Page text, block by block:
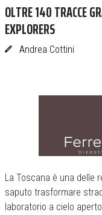
OLTRE 140 TRACCE
EXPLORERS
Andrea Cottini
La Toscana è una delle
saputo trasformare
laboratorio a cielo